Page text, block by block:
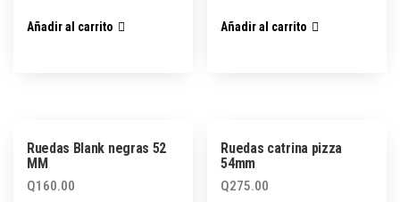
Añadir al carrito Añadir al carrito
Ruedas Blank negras 52
MM
Q160.00
Ruedas catrina pizza
54mm
Q275.00